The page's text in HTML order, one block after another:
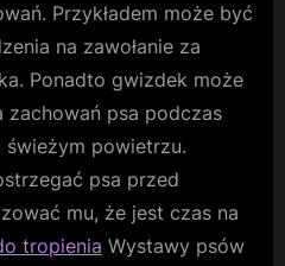
Przykładem może być
na zawołanie za
Ponadto gwizdek może
zachowań psa podczas
powietrzu.
psa przed
mu, że jest czas na
tropienia Wystawy psów